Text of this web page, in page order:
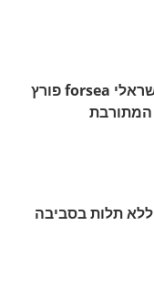
הסטארט-אפ הישראלי forsea פורץ
המתורבת
ללא תלות בסביבה